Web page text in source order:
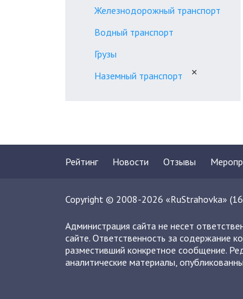
Железнодорожный транспорт
Водный транспорт
Грузы
Наземный транспорт
✕
Рейтинг Новости Отзывы
Copyright © 2008-2026 «RuStrahovka»
Администрация сайта не несет
сайте. Ответственность за содержание
разместивший конкретное сообщение.
аналитические материалы,